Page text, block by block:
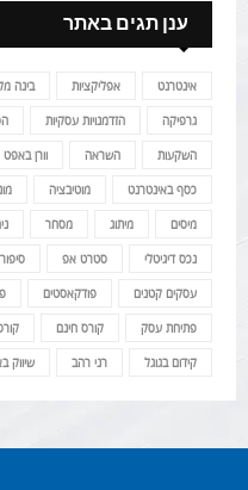
ענן תגים באתר
אינטרנט אפליקציות בינה
גרפיקה הזדמנויות עסקיות
השקעות השראה וורן באפט
כסף באינטרנט מוטיבציה
מיסים מיתוג מסחר
נכס דיגיטלי סטרט אפ
עסקים קטנים פודקאסטים
פתיחת עסק קורס חינם
קידום בגוגל רני רהב שיווק